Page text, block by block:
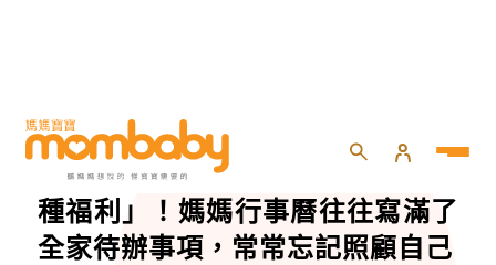
HOME 懷孕 孕期百科
勞動部提醒「職場媽媽該知道的7
種福利」！媽媽行事曆往往寫滿了
全家待辦事項，常常忘記照顧自己